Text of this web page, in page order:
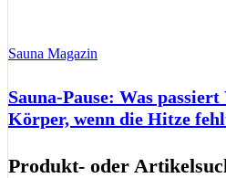
Sauna Magazin
Sauna-Pause: Was
Körper, wenn die Hitze
Produkt- oder